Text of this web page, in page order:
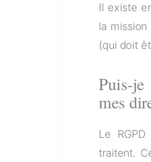
Il existe
la
(qui doit
Puis-je
mes
Le
traitent.